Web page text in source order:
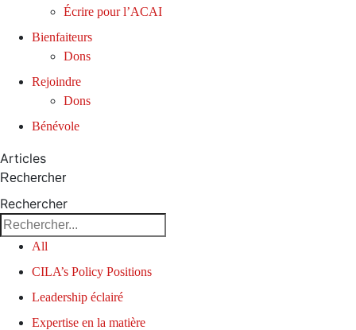
Écrire pour l’ACAI
Bienfaiteurs
Dons
Rejoindre
Dons
Bénévole
Articles
Rechercher
Rechercher
All
CILA’s Policy Positions
Leadership éclairé
Expertise en la matière